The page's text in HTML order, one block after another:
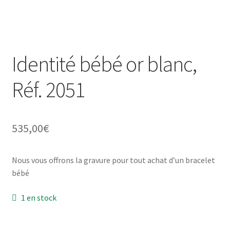
Gravure Bijoux, Bagues, Pendentifs, Bracelets, Les Modeles
De Gravures
Mon compte
New products
Identité bébé or blanc,
Réf. 2051
535,00€
Nous vous offrons la gravure pour tout achat d’un bracelet
bébé
1 en stock